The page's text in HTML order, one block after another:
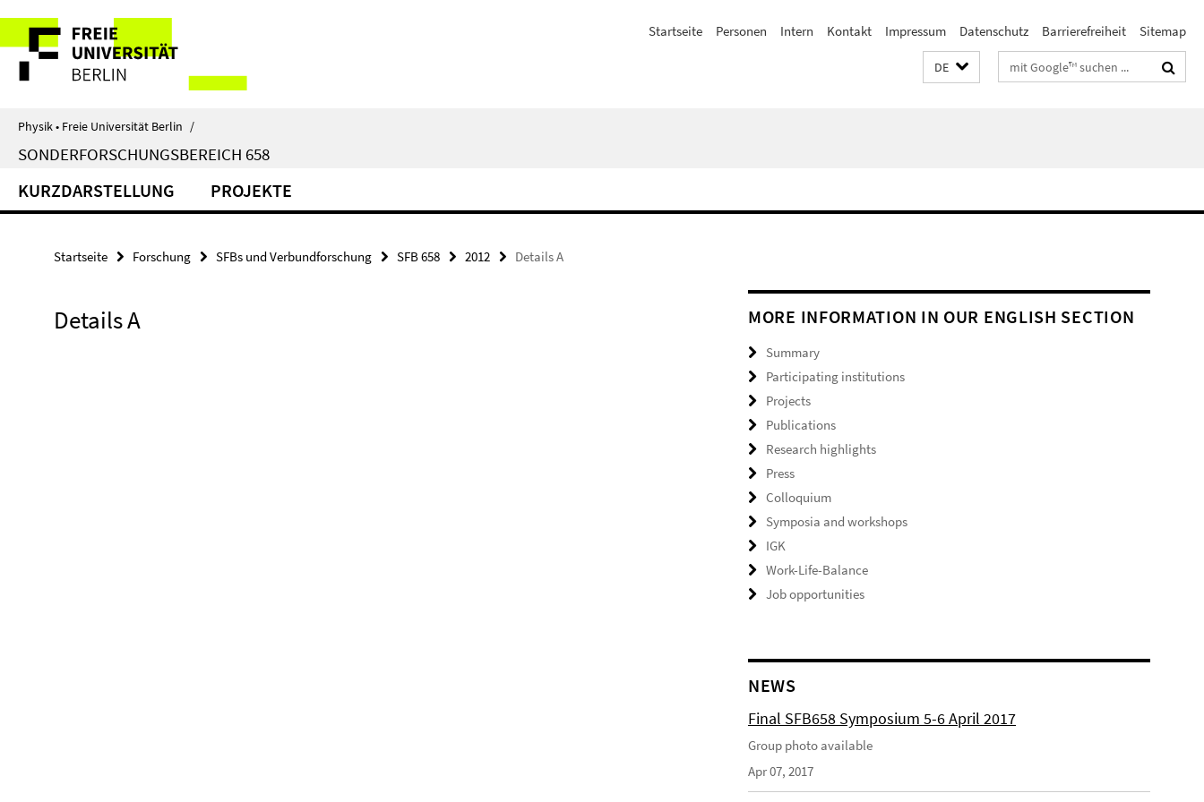
direkt
Inhalt
Service-
Navigation
Startseite Personen Intern Kontakt Impressum Datenschutz Barrierefreiheit Sitemap
DE Suchbegriffe
Physik • Freie Universität Berlin /
SONDERFORSCHUNGSBEREICH 658
KURZDARSTELLUNG PROJEKTE
Startseite Forschung SFBs und Verbundforschung SFB 658 2012 Details A
Details A MORE INFORMATION IN OUR ENGLISH SECTION
Summary
Participating institutions
Projects
Publications
Research highlights
Press
Colloquium
Symposia and workshops
IGK
Work-Life-Balance
Job opportunities
NEWS
Final SFB658 Symposium 5-6 April 2017
Group photo available
Apr 07, 2017